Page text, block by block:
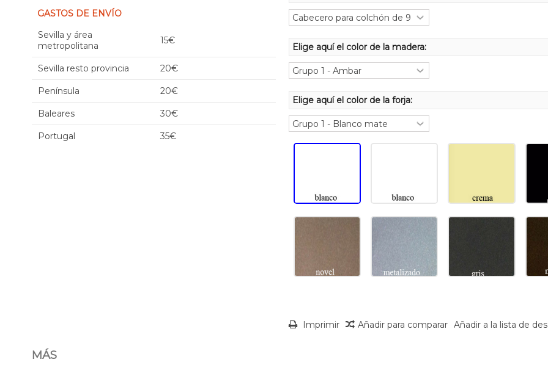
GASTOS DE ENVÍO
Sevilla y área
metropolitana
15€
Sevilla resto provincia 20€
Península 20€
Baleares 30€
Portugal 35€
Elige aquí el color de la forja:
Elige aquí el color de la madera:
Imprimir Añadir para comparar Añadir a la lista de
MÁS